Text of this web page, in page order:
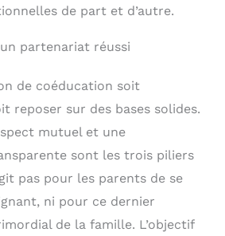
de part et d’autre.
partenariat réussi
de coéducation soit
reposer sur des bases solides.
mutuel et une
sont les trois piliers
pas pour les parents de se
ni pour ce dernier
de la famille. L’objectif